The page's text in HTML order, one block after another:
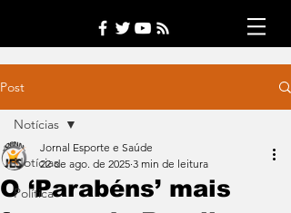
Post
Notícias
Política
Notícias
O ‘Parabéns’ mais
Jornal Esporte e Saúde
22 de ago. de 2025 3 min de leitura